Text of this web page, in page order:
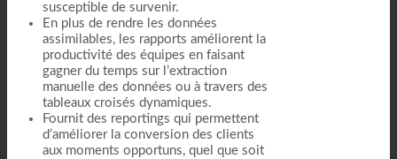
susceptible de survenir.
En plus de rendre les données
assimilables, les rapports améliorent la
productivité des équipes en faisant
gagner du temps sur l’extraction
manuelle des données ou à travers des
tableaux croisés dynamiques.
Fournit des reportings qui permettent
d’améliorer la conversion des clients
aux moments opportuns, quel que soit